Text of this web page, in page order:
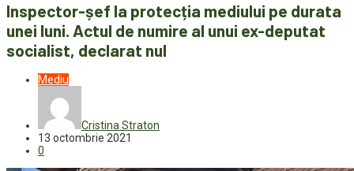
Inspector-șef la protecția mediului pe durata
unei luni. Actul de numire al unui ex-deputat
socialist, declarat nul
Mediu
Cristina Straton
13 octombrie 2021
0